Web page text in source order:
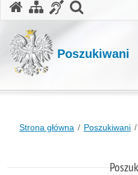
Poszukiwani
Strona główna Poszukiwani